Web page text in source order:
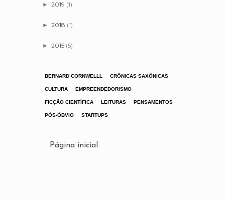
► 2019 (1)
► 2018 (1)
► 2015 (5)
BERNARD CORNWELLL CRÔNICAS SAXÔNICAS
CULTURA EMPREENDEDORISMO
FICÇÃO CIENTÍFICA LEITURAS PENSAMENTOS
PÓS-ÓBVIO STARTUPS
Página inicial